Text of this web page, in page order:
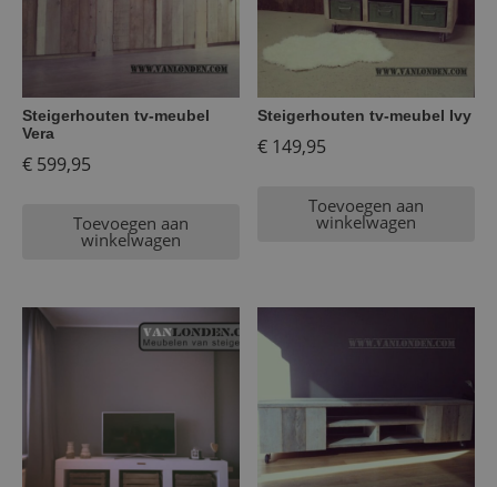
Steigerhouten tv-meubel
Vera
€ 599,95
Toevoegen aan
winkelwagen
Steigerhouten tv-meubel Ivy
€ 149,95
Toevoegen aan
winkelwagen